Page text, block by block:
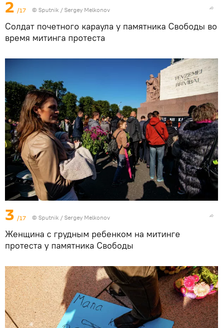
2 /17 © Sputnik / Sergey Melkonov
Солдат почетного караула у памятника Свободы во
время митинга протеста
3 /17 © Sputnik / Sergey Melkonov
Женщина с грудным ребенком на митинге
протеста у памятника Свободы